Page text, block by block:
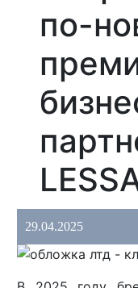
по-
29.04.2025